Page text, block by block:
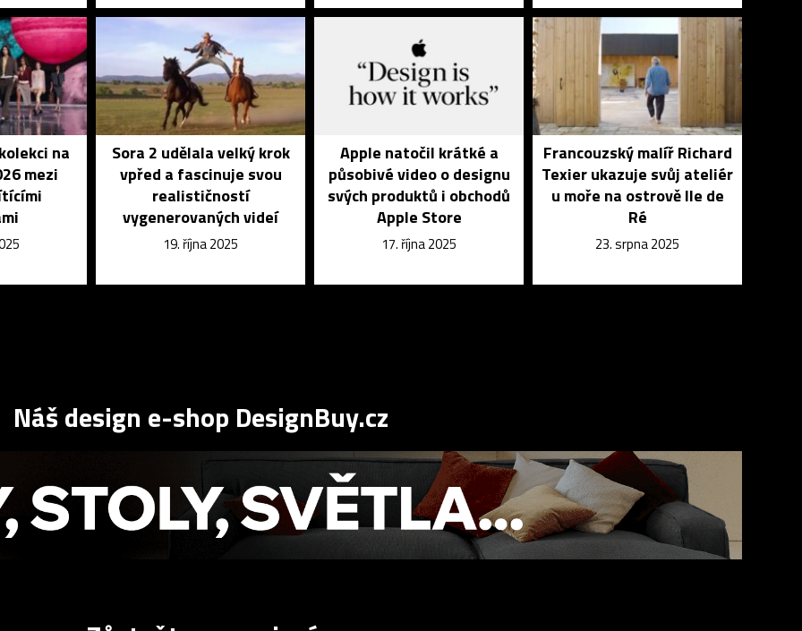
na
mezi
Sora 2 udělala velký krok
vpřed a fascinuje svou
realističností
vygenerovaných videí
19. října 2025
Apple natočil krátké a
působivé video o designu
svých produktů i obchodů
Apple Store
17. října 2025
Francouzský malíř Richard
Texier ukazuje svůj ateliér
u moře na ostrově Ile de
Ré
23. srpna 2025
Náš design e-shop DesignBuy.cz